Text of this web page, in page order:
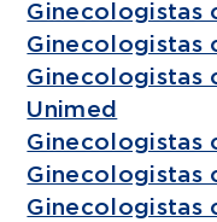
Ginecologistas
Ginecologistas
Ginecologistas
Unimed
Ginecologistas
Ginecologistas
Ginecologistas